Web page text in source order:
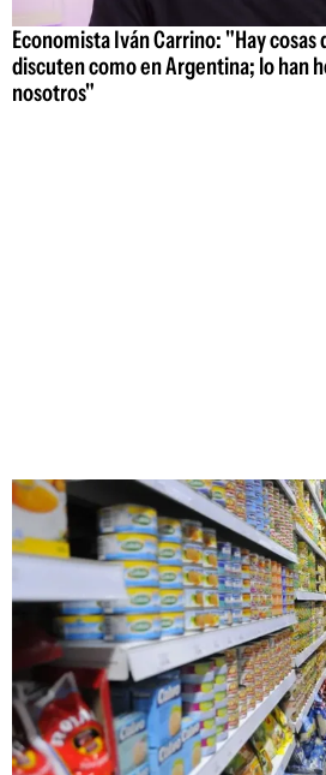
Economista Iván Carrino: "Hay cosas
discuten como en Argentina; lo han
nosotros"